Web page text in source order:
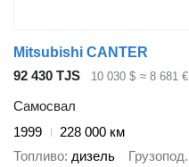
Mitsubishi CANTER
92 430 TJS
10 030 $ ≈ 8 681 €
Самосвал
1999
228 000 км
Топливо дизель Грузопод.